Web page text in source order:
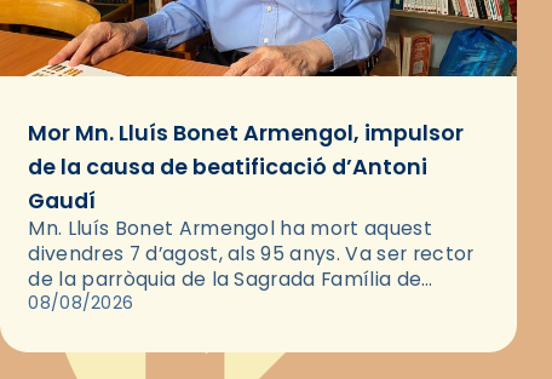
Mor Mn. Lluís Bonet Armengol, impulsor
de la causa de beatificació d’Antoni
Gaudí
Mn. Lluís Bonet Armengol ha mort aquest
divendres 7 d’agost, als 95 anys. Va ser rector
de la parròquia de la Sagrada Família de
Barcelona durant 25 anys, entre 1993 i 2018,…
08/08/2026